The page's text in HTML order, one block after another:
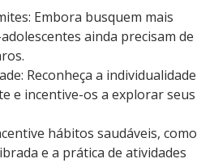
Embora busquem mais
ainda precisam de
Reconheça a individualidade
e incentive-os a explorar seus
hábitos saudáveis, como
e a prática de atividades